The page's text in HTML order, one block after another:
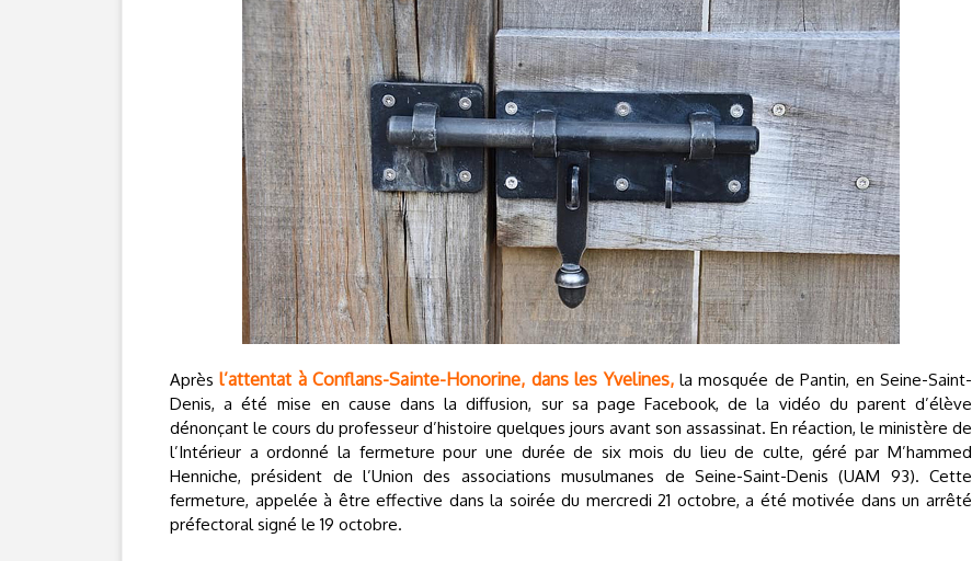
Aprèsl’attentat à Conflans-Sainte-Honorine, dans les Yvelines,la mosquée de Pantin, en Seine-Saint-
Denis, a été mise en cause dans la diffusion, sur sa page Facebook, de la vidéo du parent d’élève
dénonçant le cours du professeur d’histoire quelques jours avant son assassinat. En réaction, le ministère de
l’Intérieur a ordonné la fermeture pour une durée de six mois du lieu de culte, géré par M’hammed
Henniche, président de l’Union des associations musulmanes de Seine-Saint-Denis (UAM 93). Cette
fermeture, appelée à être effective dans la soirée du mercredi 21 octobre, a été motivée dans un arrêté
préfectoral signé le 19 octobre.